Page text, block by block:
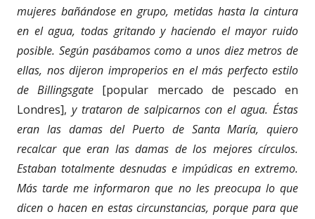
mujeres bañándose en grupo, metidas hasta la cintura
en el agua, todas gritando y haciendo el mayor ruido
posible. Según pasábamos como a unos diez metros de
ellas, nos dijeron improperios en el más perfecto estilo
de Billingsgate [popular mercado de pescado en
Londres], y trataron de salpicarnos con el agua. Éstas
eran las damas del Puerto de Santa María, quiero
recalcar que eran las damas de los mejores círculos.
Estaban totalmente desnudas e impúdicas en extremo.
Más tarde me informaron que no les preocupa lo que
dicen o hacen en estas circunstancias, porque para que